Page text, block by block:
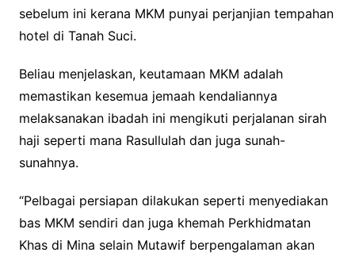
sebelum ini kerana MKM punyai perjanjian tempahan
hotel di Tanah Suci.
Beliau menjelaskan, keutamaan MKM adalah
memastikan kesemua jemaah kendaliannya
melaksanakan ibadah ini mengikuti perjalanan sirah
haji seperti mana Rasullulah dan juga sunah-
sunahnya.
“Pelbagai persiapan dilakukan seperti menyediakan
bas MKM sendiri dan juga khemah Perkhidmatan
Khas di Mina selain Mutawif berpengalaman akan